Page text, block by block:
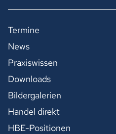
Termine
News
Praxiswissen
Downloads
Bildergalerien
Handel direkt
HBE-Positionen